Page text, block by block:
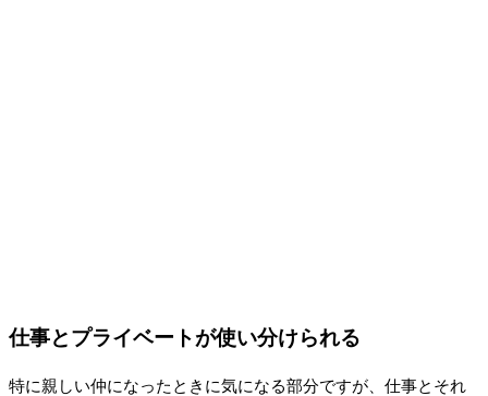
仕事とプライベートが使い分けられる
特に親しい仲になったときに気になる部分ですが、仕事とそれ